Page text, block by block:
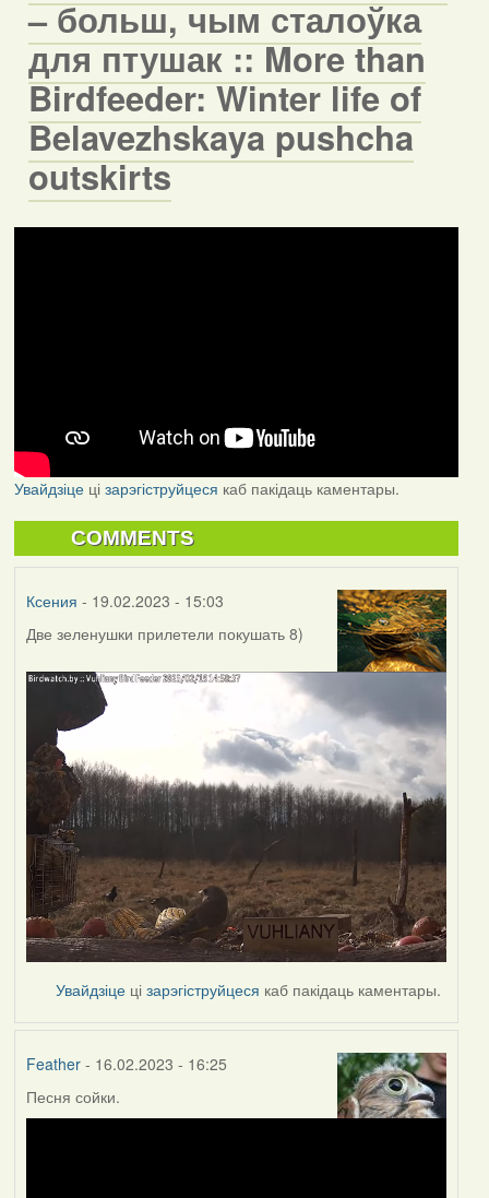
– больш, чым сталоўка
для птушак :: More than
Birdfeeder: Winter life of
Belavezhskaya pushcha
outskirts
Увайдзіцеці зарэгіструйцеся каб пакідаць каментары.
COMMENTS
Ксения - 19.02.2023 - 15:03
Две зеленушки прилетели покушать 8)
Увайдзіце цізарэгіструйцеся каб пакідаць каментары.
Feather- 16.02.2023 - 16:25
Песня сойки.